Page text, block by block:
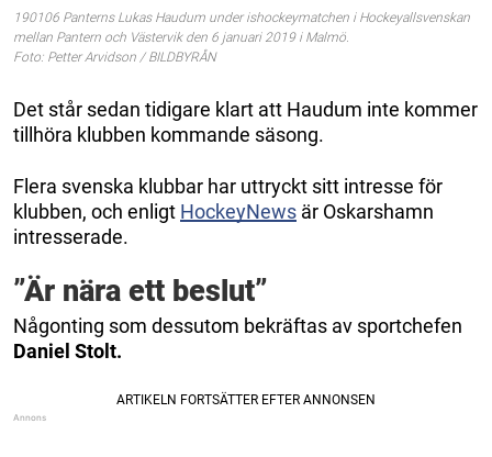
190106 Panterns Lukas Haudum under ishockeymatchen i Hockeyallsvenskan
mellan Pantern och Västervik den 6 januari 2019 i Malmö.
Foto: Petter Arvidson / BILDBYRÅN
Det står sedan tidigare klart att Haudum inte kommer
tillhöra klubben kommande säsong.
Flera svenska klubbar har uttryckt sitt intresse för
klubben, och enligt HockeyNews är Oskarshamn
intresserade.
”Är nära ett beslut”
Någonting som dessutom bekräftas av sportchefen
Daniel Stolt.